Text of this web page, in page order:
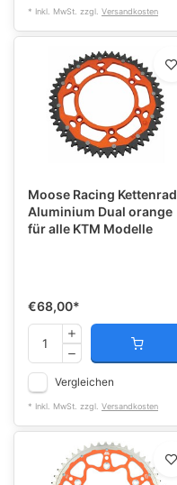
* Inkl. MwSt. zzgl. Versandkosten
Moose Racing Kettenrad
Aluminium Dual orange
für alle KTM Modelle
€68,00*
Vergleichen
* Inkl. MwSt. zzgl. Versandkosten